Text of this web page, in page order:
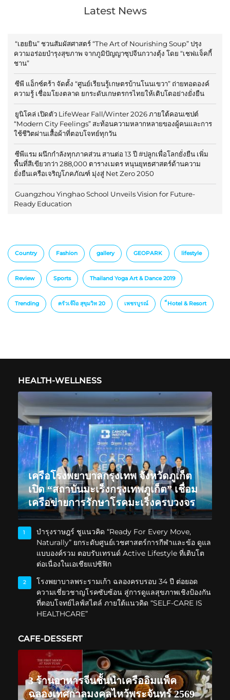
Latest News
“เฮยยิน” ชวนสัมผัสศาสตร์ “The Art of Nourishing Soup” ปรุง
ความอร่อยบำรุงสุขภาพ จากภูมิปัญญาซุปจีนกวางตุ้ง โดย “เชฟแจ็คกี้
ชาน”
ซีพี แอ็กซ์ตร้า จัดตั้ง “ศูนย์เรียนรู้เกษตรบ้านโนนเขวา” ถ่ายทอดองค์
ความรู้ เชื่อมโยงตลาด ยกระดับเกษตรกรไทยให้เติบโตอย่างยั่งยืน
ยูนิโคล่ เปิดตัว LifeWear Fall/Winter 2026 ภายใต้คอนเซปต์
“Modern City Feelings” สะท้อนความหลากหลายของผู้คนและการ
ใช้ชีวิตผ่านเสื้อผ้าที่ตอบโจทย์ทุกวัน
ซีพีแรม ผนึกกำลังทุกภาคส่วน สานต่อ 13 ปี #ปลูกเพื่อโลกยั่งยืน เพิ่ม
พื้นที่สีเขียวกว่า 288,000 ตารางเมตร หนุนยุทธศาสตร์ด้านความ
ยั่งยืนเครือเจริญโภคภัณฑ์ มุ่งสู่ Net Zero 2050
Guangzhou Yinghao School Unveils Vision for Future-
Ready Education
Country Fashion gallery GEOPARK lifestyle
Review Sports Thailand Yoga Art & Dance 2019
Trending ครัวเจ๊ง้อ สุขุมวิท 20 เพชรบูรณ์ ็Hotel & Resort
HEALTH-WELLNESS
เครือโรงพยาบาลกรุงเทพ จังหวัดภูเก็ต
เปิด “สถาบันมะเร็งกรุงเทพภูเก็ต” เชื่อม
เครือข่ายการรักษาโรคมะเร็งครบวงจร
1
บำรุงราษฎร์ ชูแนวคิด “Ready For Every Move,
Naturally” ยกระดับศูนย์เวชศาสตร์การกีฬาและข้อ ดูแล
แบบองค์รวม ตอบรับเทรนด์ Active Lifestyle ที่เติบโต
ต่อเนื่องในเอเชียแปซิฟิก
2
โรงพยาบาลพระรามเก้า ฉลองครบรอบ 34 ปี ต่อยอด
ความเชี่ยวชาญโรคซับซ้อน สู่การดูแลสุขภาพเชิงป้องกัน
ที่ตอบโจทย์ไลฟ์สไตล์ ภายใต้แนวคิด “SELF-CARE IS
HEALTHCARE”
CAFE-DESSERT
3 ร้านอาหารจีนชั้นนำเครืออิมแพ็ค
ฉลองเทศกาลมงคลไหว้พระจันทร์ 2569